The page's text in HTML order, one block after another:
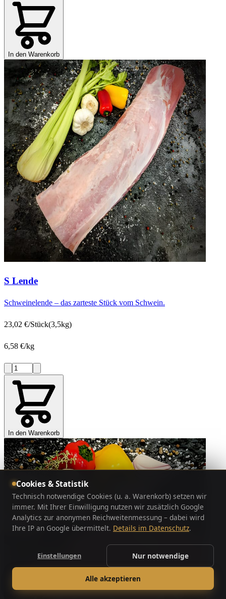
In den Warenkorb
S Lende
Schweinelende – das zarteste Stück vom Schwein.
23,02 €/Stück(3,5kg)
6,58 €/kg
In den Warenkorb
Cookies & Statistik
Technisch notwendige Cookies (u. a. Warenkorb) setzen wir
immer. Mit Ihrer Einwilligung nutzen wir zusätzlich Google
Analytics zur anonymen Reichweitenmessung – dabei wird
Ihre IP an Google übermittelt. Details im Datenschutz.
Einstellungen Nur notwendige
Alle akzeptieren